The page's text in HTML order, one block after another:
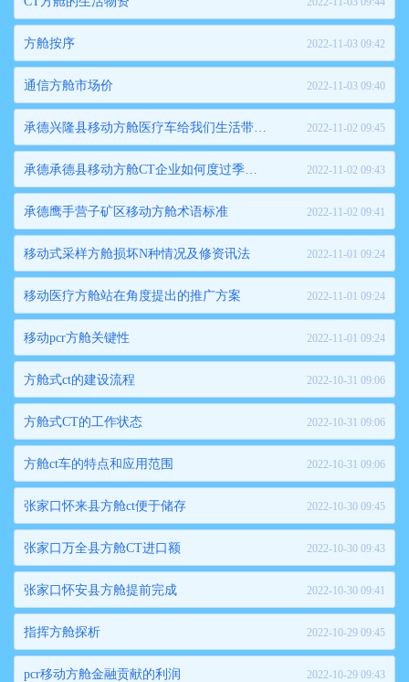
方舱按序 2022-11-03 09:42
通信方舱市场价 2022-11-03 09:40
承德兴隆县移动方舱医疗车给我们生活带来了哪些方便 2022-11-02 09:45
承德承德县移动方舱CT企业如何度过季节性淡季 2022-11-02 09:43
承德鹰手营子矿区移动方舱术语标准 2022-11-02 09:41
移动式采样方舱损坏N种情况及修资讯法 2022-11-01 09:24
移动医疗方舱站在角度提出的推广方案 2022-11-01 09:24
移动pcr方舱关键性 2022-11-01 09:24
方舱式ct的建设流程 2022-10-31 09:06
方舱式CT的工作状态 2022-10-31 09:06
方舱ct车的特点和应用范围 2022-10-31 09:06
张家口怀来县方舱ct便于储存 2022-10-30 09:45
张家口万全县方舱CT进口额 2022-10-30 09:43
张家口怀安县方舱提前完成 2022-10-30 09:41
指挥方舱探析 2022-10-29 09:45
pcr移动方舱金融贡献的利润 2022-10-29 09:43